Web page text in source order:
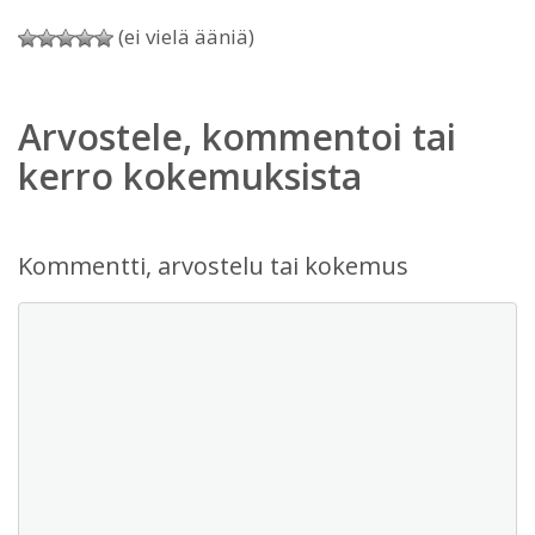
(ei vielä ääniä)
Arvostele, kommentoi tai
kerro kokemuksista
Kommentti, arvostelu tai kokemus